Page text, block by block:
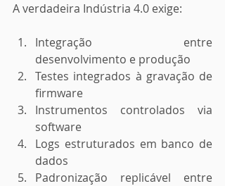
A verdadeira Indústria 4.0 exige:
Integração entre
desenvolvimento e produção
Testes integrados à gravação de
firmware
Instrumentos controlados via
software
Logs estruturados em banco de
dados
Padronização replicável entre